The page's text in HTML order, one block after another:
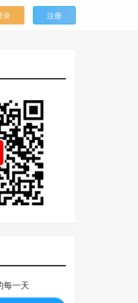
录 注册
每一天